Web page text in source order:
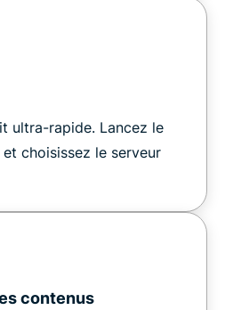
ultra-rapide. Lancez le
et choisissez le serveur
contenus